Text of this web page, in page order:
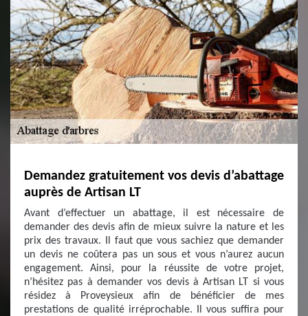
Demandez gratuitement vos devis d’abattage
auprès de Artisan LT
Avant d’effectuer un abattage, il est nécessaire de
demander des devis afin de mieux suivre la nature et les
prix des travaux. Il faut que vous sachiez que demander
un devis ne coûtera pas un sous et vous n’aurez aucun
engagement. Ainsi, pour la réussite de votre projet,
n’hésitez pas à demander vos devis à Artisan LT si vous
résidez à Proveysieux afin de bénéficier de mes
prestations de qualité irréprochable. Il vous suffira pour